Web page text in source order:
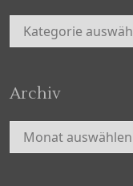
Kategorien
Archiv
Archiv